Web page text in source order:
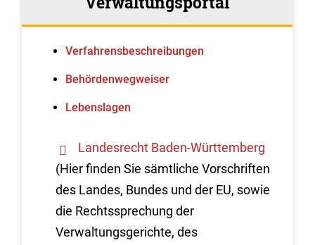
Verfahrens­beschreibungen
Behördenwegweiser
Lebenslagen
Landesrecht Baden-Württemberg
(Hier finden Sie sämtliche Vorschriften
des Landes, Bundes und der EU, sowie
die Rechtssprechung der
Verwaltungsgerichte, des